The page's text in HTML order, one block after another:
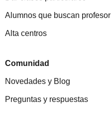
Alumnos que buscan profesor
Alta centros
Comunidad
Novedades y Blog
Preguntas y respuestas